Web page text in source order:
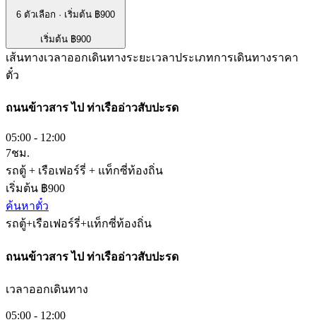
6 ตัวเลือก · เริ่มต้น ฿900
เริ่มต้น ฿900
เส้นทางเวลาออกเดินทางระยะเวลาประเภทการเดินทางราคา
ตั๋ว
ถนนข้าวสารไป ท่าเรืออ่าวสับปะรด
05:00 - 12:00
7ชม.
รถตู้ + เรือเฟอร์รี่ + แท็กซี่ท้องถิ่น
เริ่มต้น ฿900
ค้นหาตั๋ว
รถตู้+เรือเฟอร์รี่+แท็กซี่ท้องถิ่น
ถนนข้าวสารไป ท่าเรืออ่าวสับปะรด
เวลาออกเดินทาง
05:00 - 12:00